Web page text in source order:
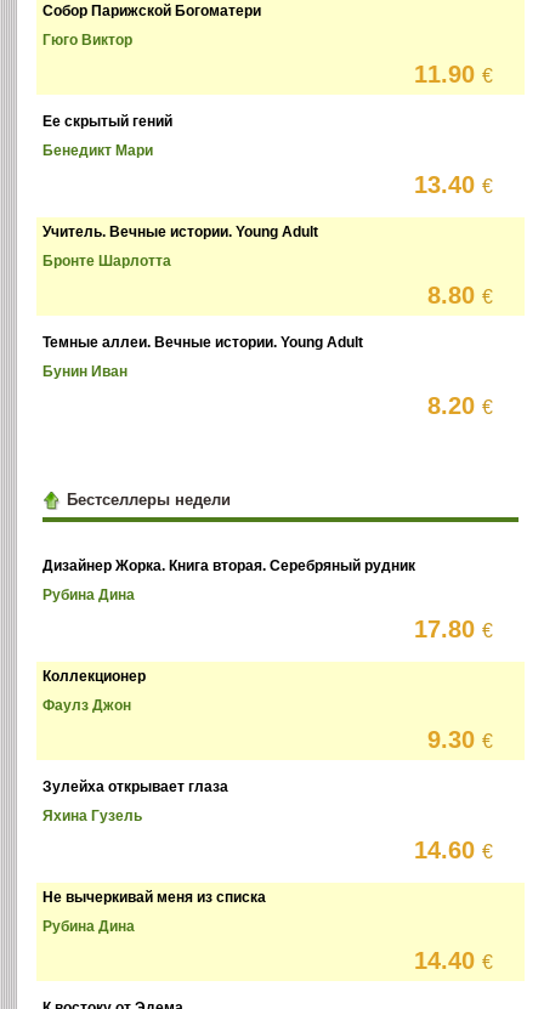
Собор Парижской Богоматери
Гюго Виктор
11.90€
Ее скрытый гений
Бенедикт Мари
13.40€
Учитель. Вечные истории. Young Adult
Бронте Шарлотта
8.80€
Темные аллеи. Вечные истории. Young Adult
Бунин Иван
8.20€
Бестселлеры недели
Дизайнер Жорка. Книга вторая. Серебряный рудник
Рубина Дина
17.80€
Коллекционер
Фаулз Джон
9.30€
Зулейха открывает глаза
Яхина Гузель
14.60€
Не вычеркивай меня из списка
Рубина Дина
14.40€